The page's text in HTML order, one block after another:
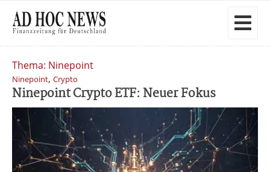
Thema: Ninepoint
Ninepoint, Crypto
Ninepoint Crypto ETF: Neuer Fokus